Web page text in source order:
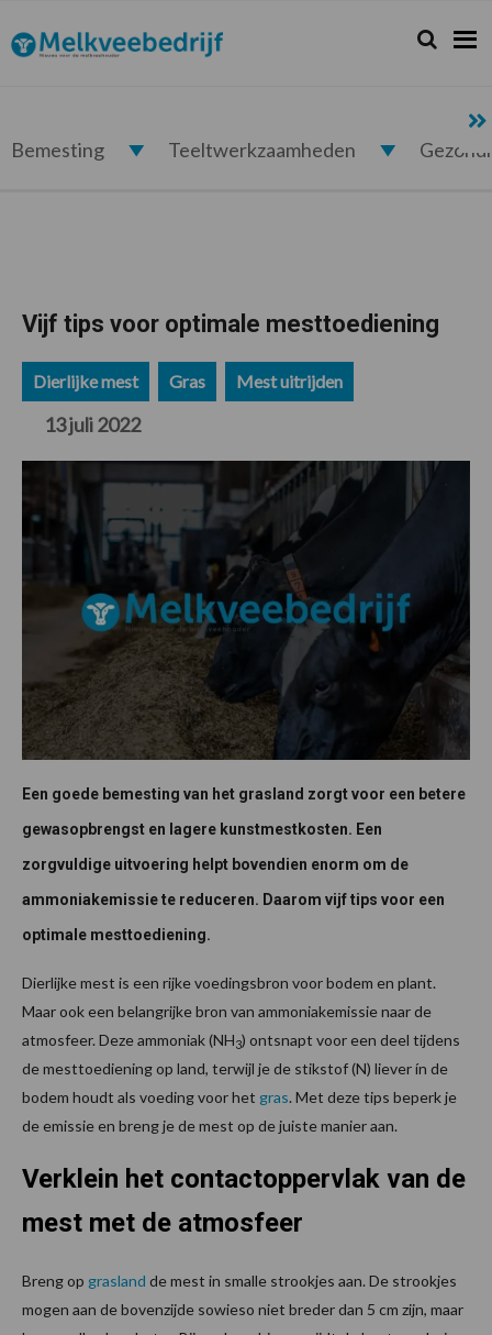
de
hoofdnavigatie
de
hoofd
de
eerste
de
voettekst
Melkveebedrijf.nl Zoeken...
Zoek
Bemesting Teeltwerkzaamheden
Vijf tips voor optimale mesttoediening
Dierlijke mest Gras Mest uitrijden
13 juli 2022
Een goede bemesting van het grasland zorgt voor een betere
gewasopbrengst en lagere kunstmestkosten. Een
zorgvuldige uitvoering helpt bovendien enorm om de
ammoniakemissie te reduceren. Daarom vijf tips voor een
optimale mesttoediening.
Dierlijke mest is een rijke voedingsbron voor bodem en plant.
Maar ook een belangrijke bron van ammoniakemissie naar de
atmosfeer. Deze ammoniak (NH3) ontsnapt voor een deel tijdens
de mesttoediening op land, terwijl je de stikstof (N) liever ín de
bodem houdt als voeding voor het gras. Met deze tips beperk je
de emissie en breng je de mest op de juiste manier aan.
Verklein het contactoppervlak van de
mest met de atmosfeer
Breng op grasland de mest in smalle strookjes aan. De strookjes
mogen aan de bovenzijde sowieso niet breder dan 5 cm zijn, maar